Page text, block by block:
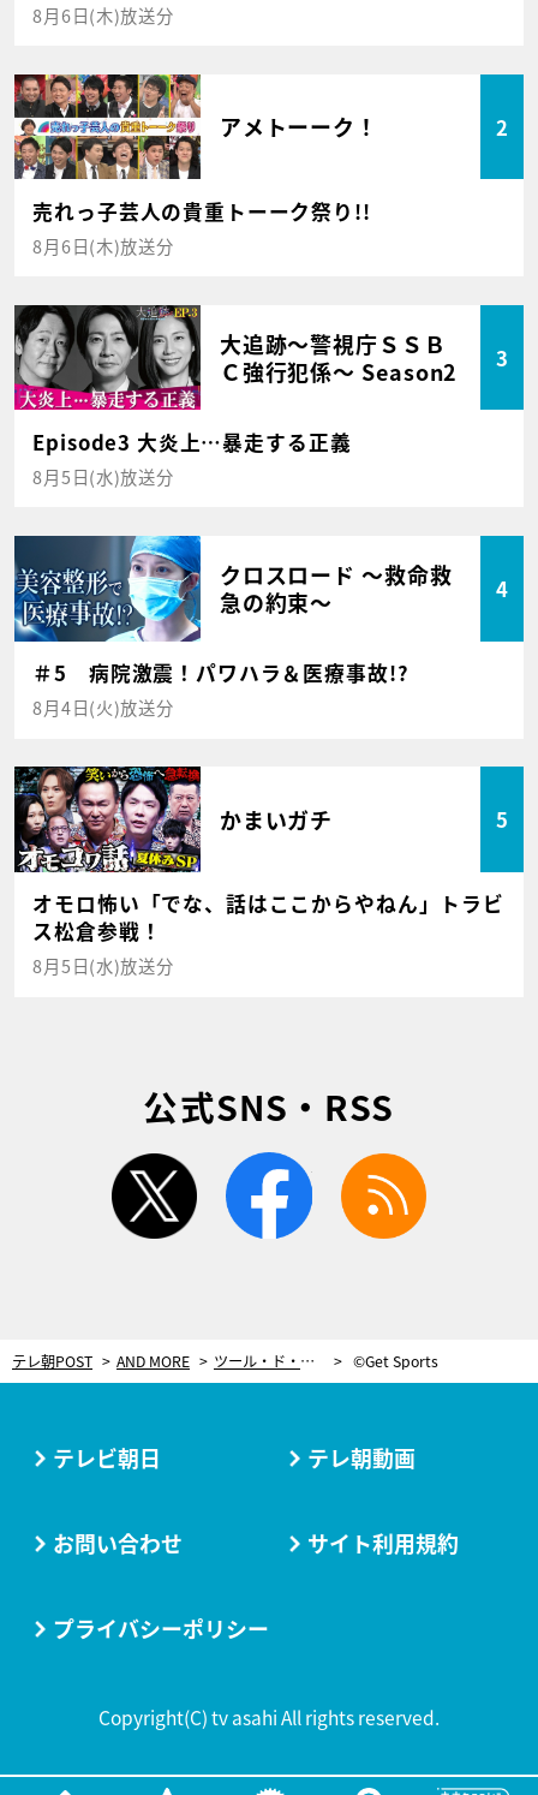
8月6日(木)放送分
アメトーーク！ 2
売れっ子芸人の貴重トーーク祭り!!
8月6日(木)放送分
大追跡～警視庁ＳＳＢ
Ｃ強行犯係～ Season2
3
Episode3 大炎上…暴走する正義
8月5日(水)放送分
クロスロード ～救命救
急の約束～
4
＃5 病院激震！パワハラ＆医療事故!?
8月4日(火)放送分
かまいガチ 5
オモロ怖い「でな、話はここからやねん」トラビ
ス松倉参戦！
8月5日(水)放送分
公式SNS・RSS
twitter facebook
テレ朝POST AND MORE ツール・ド・コルスで見えた、第5戦「ラリー･アルゼンチン」でのトヨタの大きな可能性【世界ラリー（WRC）】 ©Get Sports
テレビ朝日 テレ朝動画
お問い合わせ サイト利用規約
プライバシーポリシー
Copyright(C) tv asahi All rights reserved.